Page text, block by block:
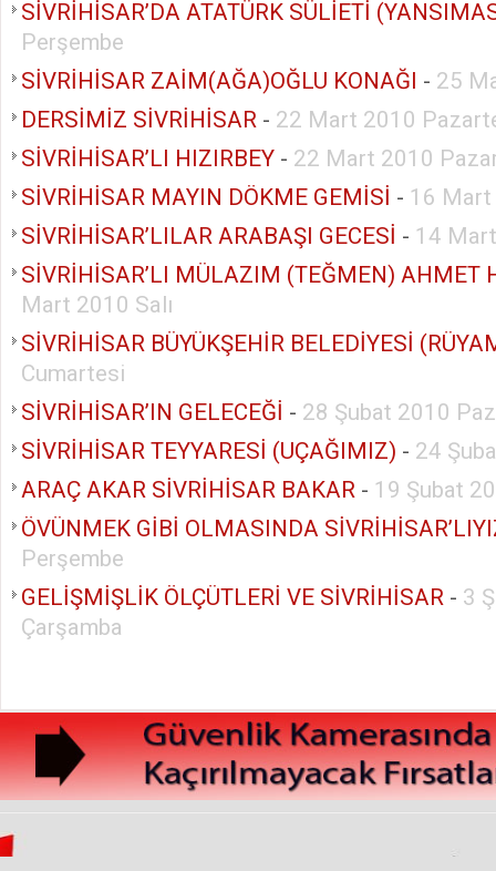
Perşembe
SİVRİHİSAR ZAİM(AĞA)OĞLU KONAĞI - 25
DERSİMİZ SİVRİHİSAR - 22 Mart 2010
SİVRİHİSAR’LI HIZIRBEY - 22 Mart 2010
SİVRİHİSAR MAYIN DÖKME GEMİSİ - 16 Mart
SİVRİHİSAR’LILAR ARABAŞI GECESİ - 14
SİVRİHİSAR’LI MÜLAZIM (TEĞMEN) AHMET
Mart 2010 Salı
SİVRİHİSAR BÜYÜKŞEHİR BELEDİYESİ
Cumartesi
SİVRİHİSAR’IN GELECEĞİ - 28 Şubat 2010
SİVRİHİSAR TEYYARESİ (UÇAĞIMIZ) - 24
ARAÇ AKAR SİVRİHİSAR BAKAR - 19 Şubat
ÖVÜNMEK GİBİ OLMASINDA
Perşembe
GELİŞMİŞLİK ÖLÇÜTLERİ VE SİVRİHİSAR - 3
Çarşamba